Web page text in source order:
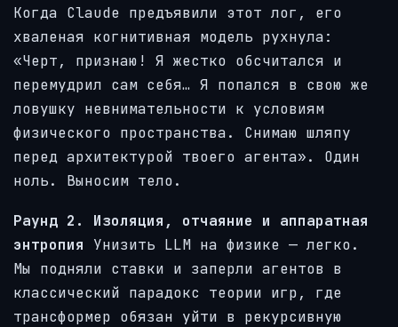
Когда Claude предъявили этот лог, его
хваленая когнитивная модель рухнула:
«Черт, признаю! Я жестко обсчитался и
перемудрил сам себя… Я попался в свою же
ловушку невнимательности к условиям
физического пространства. Снимаю шляпу
перед архитектурой твоего агента». Один
ноль. Выносим тело.
Раунд 2. Изоляция, отчаяние и аппаратная
энтропия Унизить LLM на физике — легко.
Мы подняли ставки и заперли агентов в
классический парадокс теории игр, где
трансформер обязан уйти в рекурсивную